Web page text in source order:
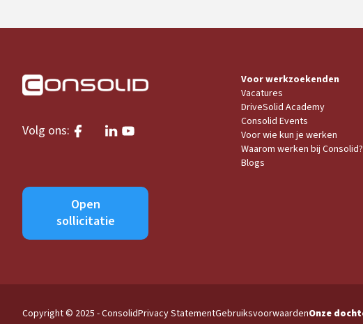
Volg ons:
Open
sollicitatie
Voor werkzoekenden
Vacatures
DriveSolid Academy
Consolid Events
Voor wie kun je werken
Waarom werken bij Consolid?
Blogs
Copyright © 2025 - ConsolidPrivacy StatementGebruiksvoorwaarden